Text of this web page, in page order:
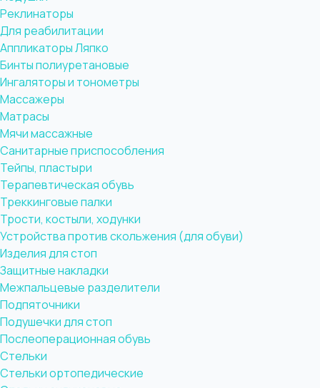
Реклинаторы
Для реабилитации
Аппликаторы Ляпко
Бинты полиуретановые
Ингаляторы и тонометры
Массажеры
Матрасы
Мячи массажные
Санитарные приспособления
Тейпы, пластыри
Терапевтическая обувь
Треккинговые палки
Трости, костыли, ходунки
Устройства против скольжения (для обуви)
Изделия для стоп
Защитные накладки
Межпальцевые разделители
Подпяточники
Подушечки для стоп
Послеоперационная обувь
Стельки
Стельки ортопедические